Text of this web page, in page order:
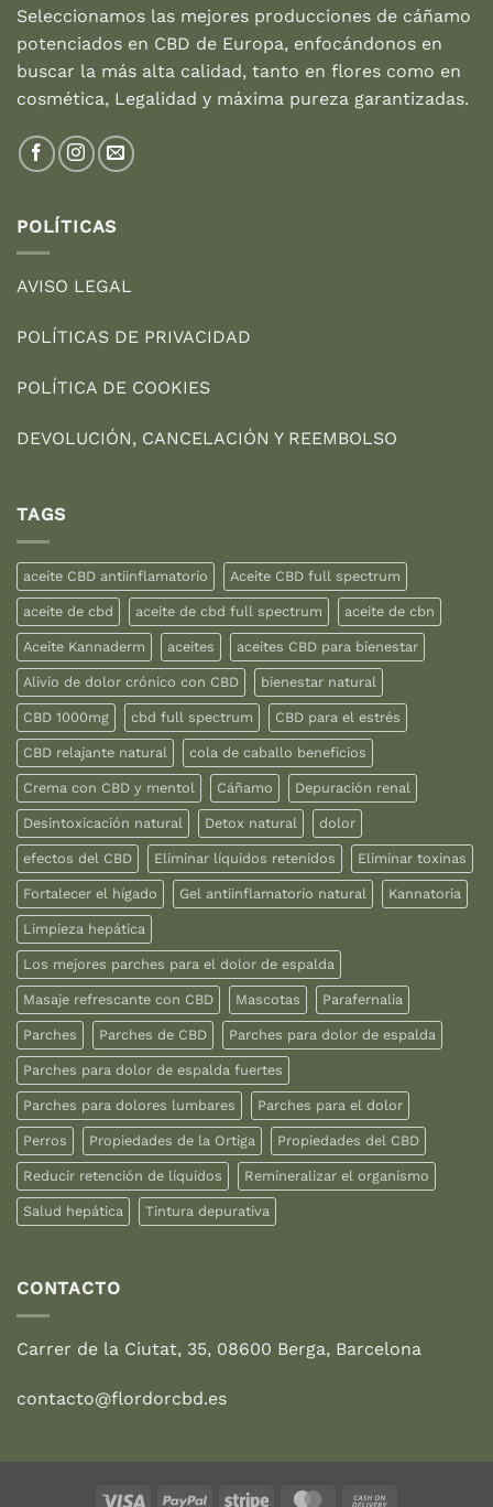
Seleccionamos las mejores producciones de cáñamo
potenciados en CBD de Europa, enfocándonos en
buscar la más alta calidad, tanto en flores como en
cosmética, Legalidad y máxima pureza garantizadas.
POLÍTICAS
AVISO LEGAL
POLÍTICAS DE PRIVACIDAD
POLÍTICA DE COOKIES
DEVOLUCIÓN, CANCELACIÓN Y REEMBOLSO
TAGS
aceite CBD antiinflamatorio Aceite CBD full spectrum
aceite de cbd aceite de cbd full spectrum aceite de cbn
Aceite Kannaderm aceites aceites CBD para bienestar
Alivio de dolor crónico con CBD bienestar natural
CBD 1000mg cbd full spectrum CBD para el estrés
CBD relajante natural cola de caballo beneficios
Crema con CBD y mentol Cáñamo Depuración renal
Desintoxicación natural Detox natural dolor
efectos del CBD Eliminar líquidos retenidos Eliminar toxinas
Fortalecer el hígado Gel antiinflamatorio natural Kannatoria
Limpieza hepática
Los mejores parches para el dolor de espalda
Masaje refrescante con CBD Mascotas Parafernalia
Parches Parches de CBD Parches para dolor de espalda
Parches para dolor de espalda fuertes
Parches para dolores lumbares Parches para el dolor
Perros Propiedades de la Ortiga Propiedades del CBD
Reducir retención de líquidos Remineralizar el organismo
Salud hepática Tintura depurativa
CONTACTO
Carrer de la Ciutat, 35, 08600 Berga, Barcelona
contacto@flordorcbd.es
Visa PayPal Stripe MasterCard